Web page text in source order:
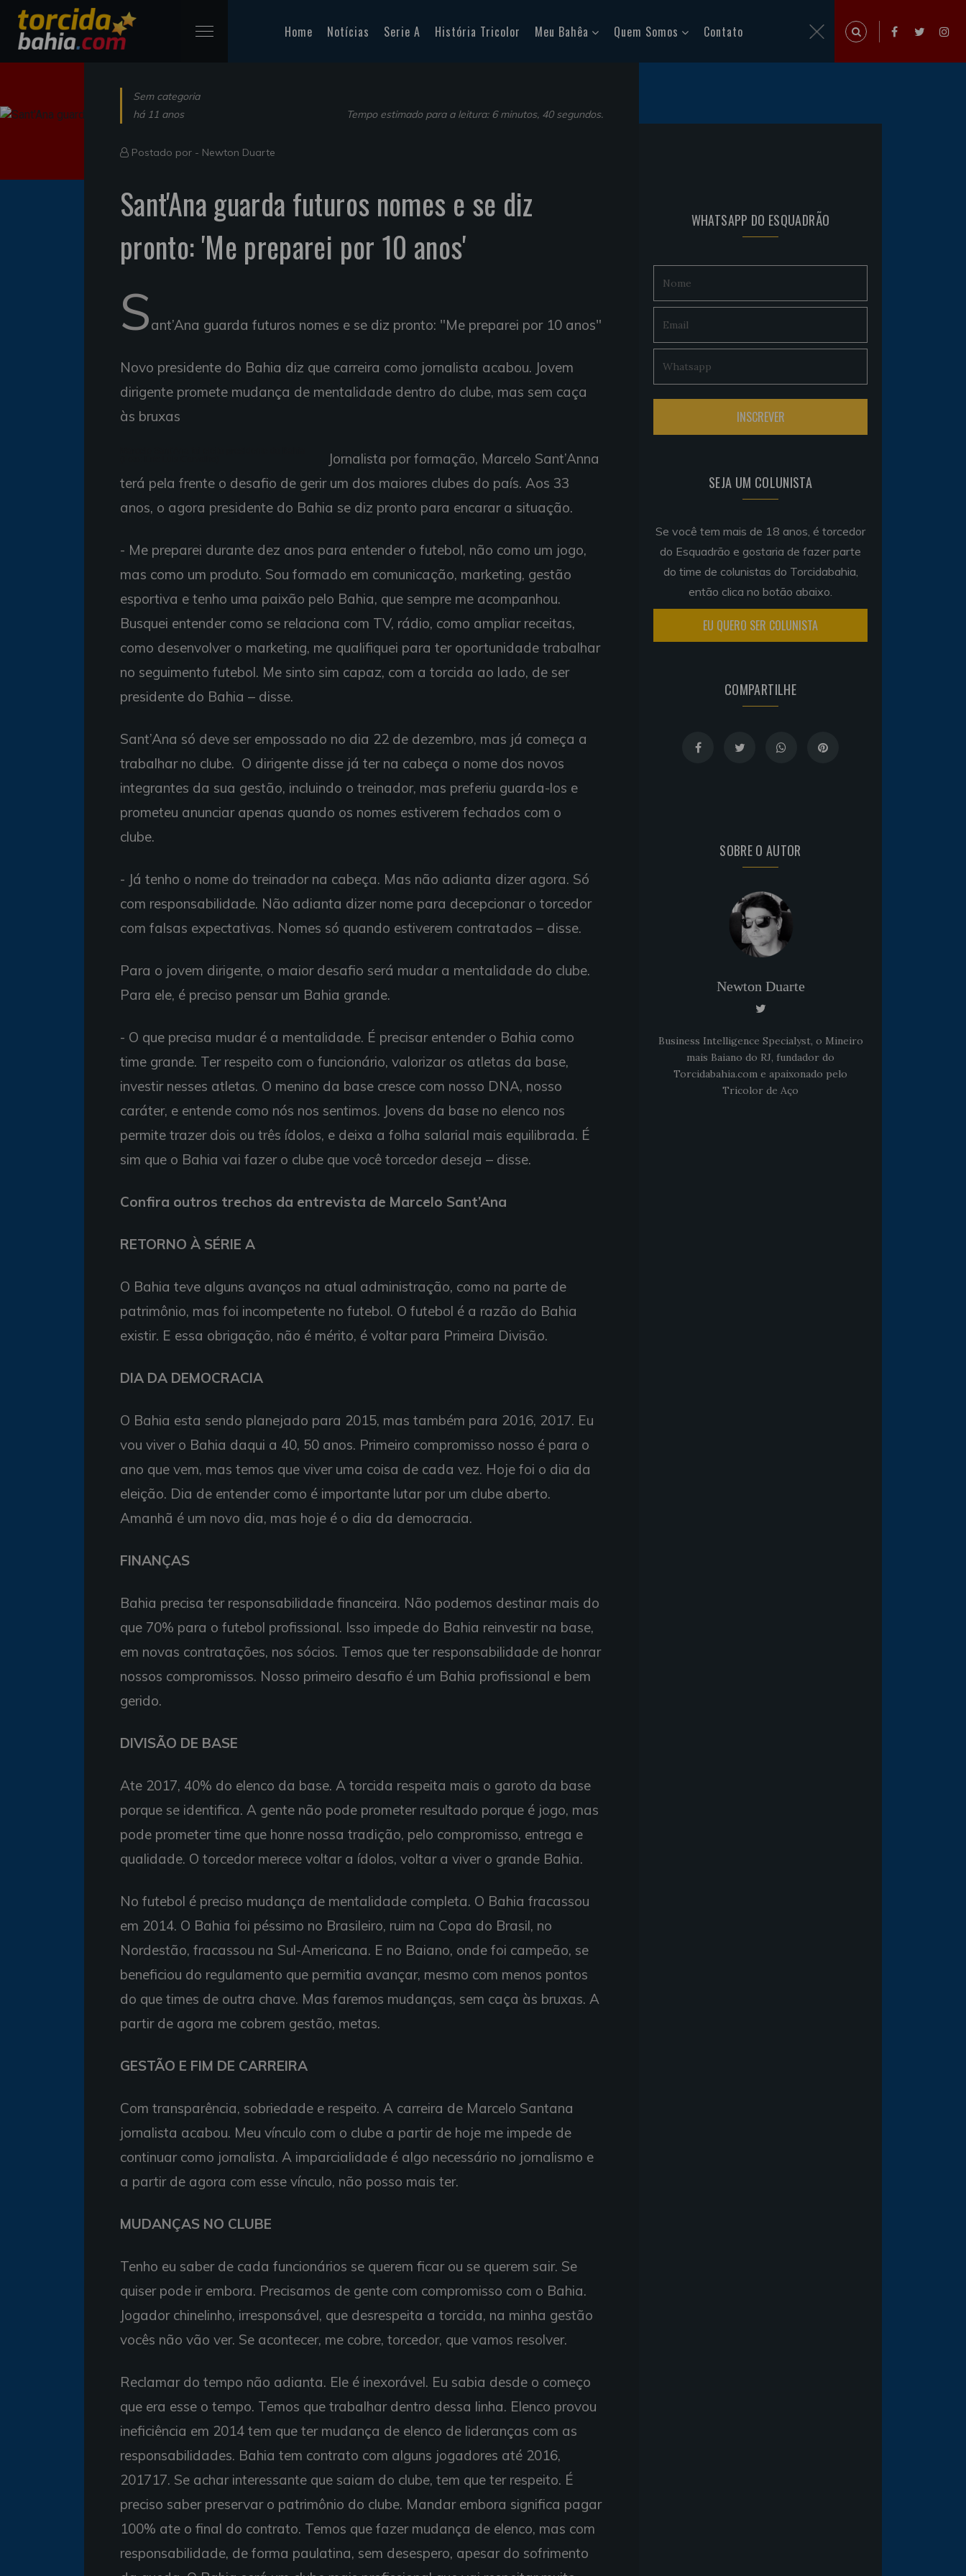
Home Notícias Serie A História Tricolor Meu Bahêa Quem Somos Contato
Sem categoria
há 11 anos
Tempo estimado para a leitura: 6 minutos, 40 segundos.
Postado por - Newton Duarte
Sant'Ana guarda futuros nomes e se diz
pronto: 'Me preparei por 10 anos'
Sant’Ana guarda futuros nomes e se diz pronto: "Me preparei por 10 anos"
Novo presidente do Bahia diz que carreira como jornalista acabou. Jovem
dirigente promete mudança de mentalidade dentro do clube, mas sem caça
às bruxas
Jornalista por formação, Marcelo Sant’Anna
terá pela frente o desafio de gerir um dos maiores clubes do país. Aos 33
anos, o agora presidente do Bahia se diz pronto para encarar a situação.
- Me preparei durante dez anos para entender o futebol, não como um jogo,
mas como um produto. Sou formado em comunicação, marketing, gestão
esportiva e tenho uma paixão pelo Bahia, que sempre me acompanhou.
Busquei entender como se relaciona com TV, rádio, como ampliar receitas,
como desenvolver o marketing, me qualifiquei para ter oportunidade trabalhar
no seguimento futebol. Me sinto sim capaz, com a torcida ao lado, de ser
presidente do Bahia – disse.
Sant’Ana só deve ser empossado no dia 22 de dezembro, mas já começa a
trabalhar no clube. O dirigente disse já ter na cabeça o nome dos novos
integrantes da sua gestão, incluindo o treinador, mas preferiu guarda-los e
prometeu anunciar apenas quando os nomes estiverem fechados com o
clube.
- Já tenho o nome do treinador na cabeça. Mas não adianta dizer agora. Só
com responsabilidade. Não adianta dizer nome para decepcionar o torcedor
com falsas expectativas. Nomes só quando estiverem contratados – disse.
Para o jovem dirigente, o maior desafio será mudar a mentalidade do clube.
Para ele, é preciso pensar um Bahia grande.
- O que precisa mudar é a mentalidade. É precisar entender o Bahia como
time grande. Ter respeito com o funcionário, valorizar os atletas da base,
investir nesses atletas. O menino da base cresce com nosso DNA, nosso
caráter, e entende como nós nos sentimos. Jovens da base no elenco nos
permite trazer dois ou três ídolos, e deixa a folha salarial mais equilibrada. É
sim que o Bahia vai fazer o clube que você torcedor deseja – disse.
Confira outros trechos da entrevista de Marcelo Sant’Ana
RETORNO À SÉRIE A
O Bahia teve alguns avanços na atual administração, como na parte de
patrimônio, mas foi incompetente no futebol. O futebol é a razão do Bahia
existir. E essa obrigação, não é mérito, é voltar para Primeira Divisão.
DIA DA DEMOCRACIA
O Bahia esta sendo planejado para 2015, mas também para 2016, 2017. Eu
vou viver o Bahia daqui a 40, 50 anos. Primeiro compromisso nosso é para o
ano que vem, mas temos que viver uma coisa de cada vez. Hoje foi o dia da
eleição. Dia de entender como é importante lutar por um clube aberto.
Amanhã é um novo dia, mas hoje é o dia da democracia.
FINANÇAS
Bahia precisa ter responsabilidade financeira. Não podemos destinar mais do
que 70% para o futebol profissional. Isso impede do Bahia reinvestir na base,
em novas contratações, nos sócios. Temos que ter responsabilidade de honrar
nossos compromissos. Nosso primeiro desafio é um Bahia profissional e bem
gerido.
DIVISÃO DE BASE
Ate 2017, 40% do elenco da base. A torcida respeita mais o garoto da base
porque se identifica. A gente não pode prometer resultado porque é jogo, mas
pode prometer time que honre nossa tradição, pelo compromisso, entrega e
qualidade. O torcedor merece voltar a ídolos, voltar a viver o grande Bahia.
No futebol é preciso mudança de mentalidade completa. O Bahia fracassou
em 2014. O Bahia foi péssimo no Brasileiro, ruim na Copa do Brasil, no
Nordestão, fracassou na Sul-Americana. E no Baiano, onde foi campeão, se
beneficiou do regulamento que permitia avançar, mesmo com menos pontos
do que times de outra chave. Mas faremos mudanças, sem caça às bruxas. A
partir de agora me cobrem gestão, metas.
GESTÃO E FIM DE CARREIRA
Com transparência, sobriedade e respeito. A carreira de Marcelo Santana
jornalista acabou. Meu vínculo com o clube a partir de hoje me impede de
continuar como jornalista. A imparcialidade é algo necessário no jornalismo e
a partir de agora com esse vínculo, não posso mais ter.
MUDANÇAS NO CLUBE
Tenho eu saber de cada funcionários se querem ficar ou se querem sair. Se
quiser pode ir embora. Precisamos de gente com compromisso com o Bahia.
Jogador chinelinho, irresponsável, que desrespeita a torcida, na minha gestão
vocês não vão ver. Se acontecer, me cobre, torcedor, que vamos resolver.
Reclamar do tempo não adianta. Ele é inexorável. Eu sabia desde o começo
que era esse o tempo. Temos que trabalhar dentro dessa linha. Elenco provou
ineficiência em 2014 tem que ter mudança de elenco de lideranças com as
responsabilidades. Bahia tem contrato com alguns jogadores até 2016,
201717. Se achar interessante que saiam do clube, tem que ter respeito. É
preciso saber preservar o patrimônio do clube. Mandar embora significa pagar
100% ate o final do contrato. Temos que fazer mudança de elenco, mas com
responsabilidade, de forma paulatina, sem desespero, apesar do sofrimento
WHATSAPP DO ESQUADRÃO
SEJA UM COLUNISTA
Se você tem mais de 18 anos, é torcedor
do Esquadrão e gostaria de fazer parte
do time de colunistas do Torcidabahia,
então clica no botão abaixo.
EU QUERO SER COLUNISTA
COMPARTILHE
SOBRE O AUTOR
Newton Duarte
Business Intelligence Specialyst, o Mineiro
mais Baiano do RJ, fundador do
Torcidabahia.com e apaixonado pelo
Tricolor de Aço